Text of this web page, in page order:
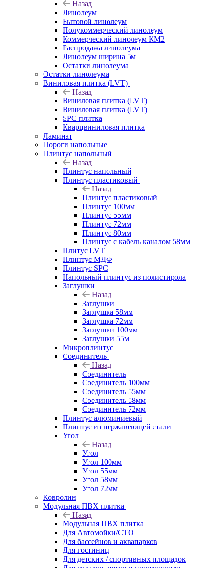
Назад
Линолеум
Бытовой линолеум
Полукоммерческий линолеум
Коммерческий линолеум КМ2
Распродажа линолеума
Линолеум ширина 5м
Остатки линолеума
Остатки линолеума
Виниловая плитка (LVT)
Назад
Виниловая плитка (LVT)
Виниловая плитка (LVT)
SPC плитка
Кварцвиниловая плитка
Ламинат
Пороги напольные
Плинтус напольный
Назад
Плинтус напольный
Плинтус пластиковый
Назад
Плинтус пластиковый
Плинтус 100мм
Плинтус 55мм
Плинтус 72мм
Плинтус 80мм
Плинтус с кабель каналом 58мм
Плитус LVT
Плинтус МДФ
Плинтус SPC
Напольный плинтус из полистирола
Заглушки
Назад
Заглушки
Заглушка 58мм
Заглушка 72мм
Заглушки 100мм
Заглушки 55м
Микроплинтус
Соединитель
Назад
Соединитель
Соединитель 100мм
Соединитель 55мм
Соединитель 58мм
Соединитель 72мм
Плинтус алюминиевый
Плинтус из нержавеющей стали
Угол
Назад
Угол
Угол 100мм
Угол 55мм
Угол 58мм
Угол 72мм
Ковролин
Модульная ПВХ плитка
Назад
Модульная ПВХ плитка
Для Автомойки/СТО
Для бассейнов и аквапарков
Для гостиниц
Для детских / спортивных площадок